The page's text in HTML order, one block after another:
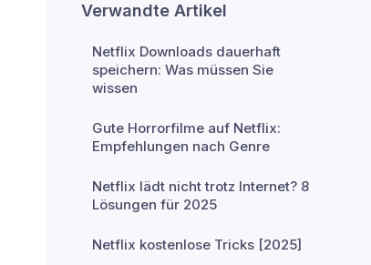
Verwandte Artikel
Netflix Downloads dauerhaft
speichern: Was müssen Sie
wissen
Gute Horrorfilme auf Netflix:
Empfehlungen nach Genre
Netflix lädt nicht trotz Internet? 8
Lösungen für 2025
Netflix kostenlose Tricks [2025]